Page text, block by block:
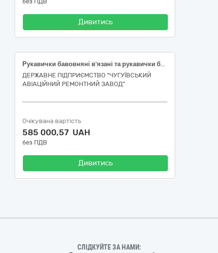
Дивитись
Рукавички бавовняні в'язані та рукавички бавовняні в'язані з ПВХ крапкою.
ДЕРЖАВНЕ ПІДПРИЄМСТВО "ЧУГУЇВСЬКИЙ
АВІАЦІЙНИЙ РЕМОНТНИЙ ЗАВОД"
Очікувана вартість
585 000,57 UAH
без ПДВ
Дивитись
СЛІДКУЙТЕ ЗА НАМИ: